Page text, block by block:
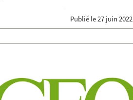
Publié le27 juin 2022